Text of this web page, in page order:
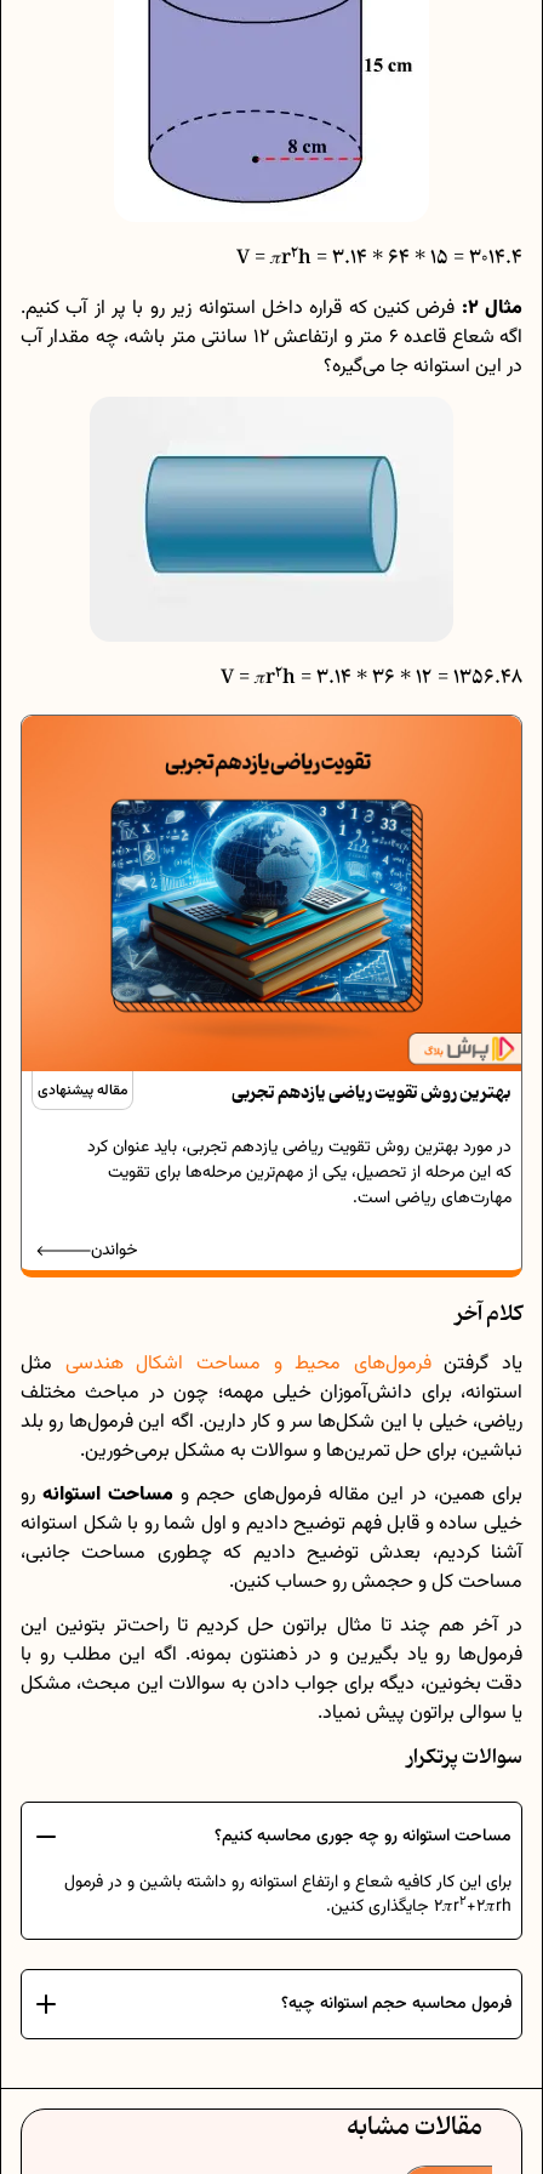
3014.4 = 15 * 64 * 3.14 = V = 𝜋r
2h
مثال 2:
فرض کنین که قراره داخل استوانه زیر رو با پر از آب کنیم.
اگه شعاع قاعده 6 متر و ارتفاعش 12 سانتی متر باشه، چه مقدار آب
در این استوانه جا می‌گیره؟
1356.48 = 12 * 36 * 3.14 = V = 𝜋r
2h
مقاله پیشنهادی بهترین روش تقویت ریاضی یازدهم تجربی
در مورد بهترین روش تقویت ریاضی یازدهم تجربی، باید عنوان کرد
که این مرحله از تحصیل، یکی از مهم‌ترین مرحله‌ها برای تقویت
مهارت‌های ریاضی است.
خواندن
کلام آخر
یاد گرفتنفرمول‌های محیط و مساحت اشکال هندسی مثل
استوانه، برای دانش‌آموزان خیلی مهمه؛ چون در مباحث مختلف
ریاضی، خیلی با این شکل‌ها سر و کار دارین. اگه این فرمول‌ها رو بلد
نباشین، برای حل تمرین‌ها و سوالات به مشکل برمی‌خورین.
برای همین، در این مقاله فرمول‌های حجم و مساحت استوانهرو
خیلی ساده و قابل فهم توضیح دادیم و اول شما رو با شکل استوانه
آشنا کردیم، بعدش توضیح دادیم که چطوری مساحت جانبی،
مساحت کل و حجمش رو حساب کنین.
در آخر هم چند تا مثال براتون حل کردیم تا راحت‌تر بتونین این
فرمول‌ها رو یاد بگیرین و در ذهنتون بمونه. اگه این مطلب رو با
دقت بخونین، دیگه برای جواب دادن به سوالات این مبحث، مشکل
یا سوالی براتون پیش نمیاد.
سوالات پرتکرار
مساحت استوانه رو چه جوری محاسبه کنیم؟
برای این کار کافیه شعاع و ارتفاع استوانه رو داشته باشین و در فرمول
2𝜋r2+2𝜋rh جایگذاری کنین.
فرمول محاسبه حجم استوانه چیه؟
مقالات مشابه